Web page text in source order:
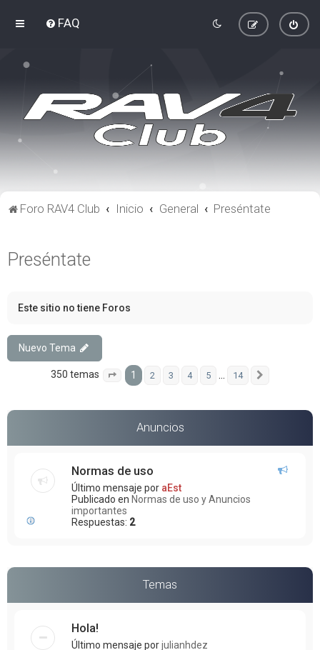
FAQ
Foro RAV4 Club Inicio General Preséntate
Preséntate
Este sitio no tiene Foros
Nuevo Tema
350 temas Página 1de 14
1 2 3 4 5 14
Anuncios
Normas de uso
Último mensaje por aEst
Publicado en Normas de uso y Anuncios
importantes
Respuestas: 2
Temas
Hola!
Último mensaje porjulianhdez